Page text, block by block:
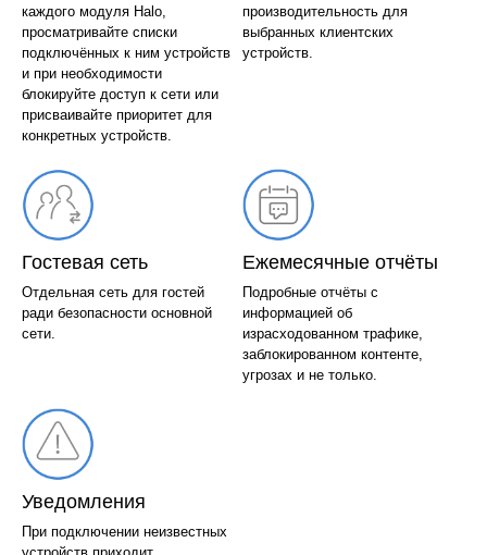
каждого модуля Halo,
просматривайте списки
подключённых к ним устройств
и при необходимости
блокируйте доступ к сети или
присваивайте приоритет для
конкретных устройств.
производительность для
выбранных клиентских
устройств.
Гостевая сеть
Отдельная сеть для гостей
ради безопасности основной
сети.
Ежемесячные отчёты
Подробные отчёты с
информацией об
израсходованном трафике,
заблокированном контенте,
угрозах и не только.
Уведомления
При подключении неизвестных